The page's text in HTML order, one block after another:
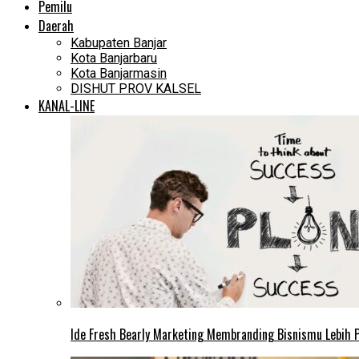
Pemilu
Daerah
Kabupaten Banjar
Kota Banjarbaru
Kota Banjarmasin
DISHUT PROV KALSEL
KANAL-LINE
Ide Fresh Bearly Marketing Membranding Bisnismu Lebih